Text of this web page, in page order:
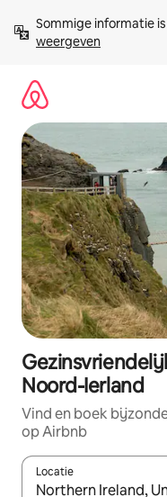
direct
naar
Sommige informatie
weergeven
Noord-Ierland
Vind en boek
op Airbnb
Locatie
Wanneer er